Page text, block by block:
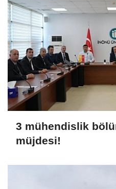
3 mühendislik
müjdesi!